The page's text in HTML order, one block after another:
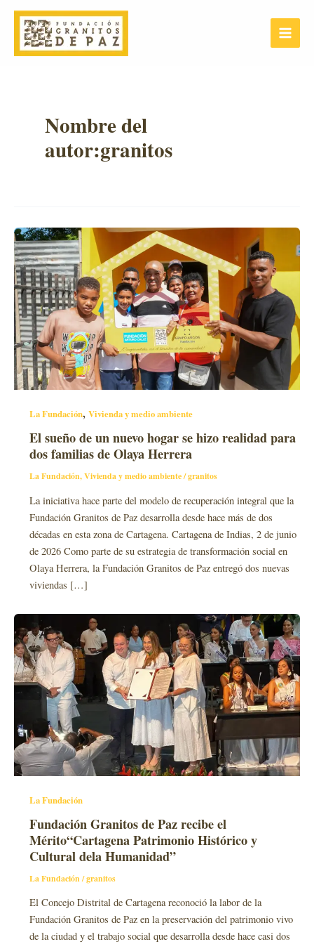
contenido
Main
Menu
Nombre del
autor:granitos
La Fundación, Vivienda y medio ambiente
El sueño de un nuevo hogar se hizo realidad para
dos familias de Olaya Herrera
La Fundación,Vivienda y medio ambiente/granitos
La iniciativa hace parte del modelo de recuperación integral que la
Fundación Granitos de Paz desarrolla desde hace más de dos
décadas en esta zona de Cartagena. Cartagena de Indias, 2 de junio
de 2026 Como parte de su estrategia de transformación social en
Olaya Herrera, la Fundación Granitos de Paz entregó dos nuevas
viviendas […]
La Fundación
Fundación Granitos de Paz recibe el
Mérito“Cartagena Patrimonio Histórico y
Cultural dela Humanidad”
La Fundación/granitos
El Concejo Distrital de Cartagena reconoció la labor de la
Fundación Granitos de Paz en la preservación del patrimonio vivo
de la ciudad y el trabajo social que desarrolla desde hace casi dos
Post
pagination